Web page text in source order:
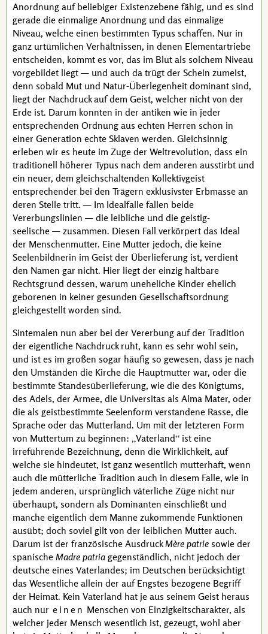
Anordnung auf beliebiger Existenzebene fähig, und es sind
gerade die einmalige Anordnung und das einmalige
Niveau, welche einen bestimmten Typus schaffen. Nur in
ganz urtümlichen Verhältnissen, in denen Elementartriebe
entscheiden, kommt es vor, das im Blut als solchem Niveau
vorgebildet liegt — und auch da trügt der Schein zumeist,
denn sobald Mut und Natur-Überlegenheit dominant sind,
liegt der Nachdruck auf dem Geist, welcher nicht von der
Erde ist. Darum konnten in der antiken wie in jeder
entsprechenden Ordnung aus echten Herren schon in
einer Generation echte Sklaven werden. Gleichsinnig
erleben wir es heute im Zuge der Weltrevolution, dass ein
traditionell höherer Typus nach dem anderen ausstirbt und
ein neuer, dem gleichschaltenden Kollektivgeist
entsprechender bei den Trägern exklusivster Erbmasse an
deren Stelle tritt. — Im Idealfalle fallen beide
Vererbungslinien — die leibliche und die geistig-
seelische — zusammen. Diesen Fall verkörpert das Ideal
der Menschenmutter. Eine Mutter jedoch, die keine
Seelenbildnerin im Geist der Überlieferung ist, verdient
den Namen gar nicht. Hier liegt der einzig haltbare
Rechtsgrund dessen, warum uneheliche Kinder ehelich
geborenen in keiner gesunden Gesellschaftsordnung
gleichgestellt worden sind.
Sintemalen nun aber bei der Vererbung auf der Tradition
der eigentliche Nachdruck ruht, kann es sehr wohl sein,
und ist es im großen sogar häufig so gewesen, dass je nach
den Umständen die Kirche die Hauptmutter war, oder die
bestimmte Standesüberlieferung, wie die des Königtums,
des Adels, der Armee, die Universitas als Alma Mater, oder
die als geistbestimmte Seelenform verstandene Rasse, die
Sprache oder das Mutterland. Um mit der letzteren Form
von Muttertum zu beginnen: Vaterland
ist eine
irreführende Bezeichnung, denn die Wirklichkeit, auf
welche sie hindeutet, ist ganz wesentlich mutterhaft, wenn
auch die mütterliche Tradition auch in diesem Falle, wie in
jedem anderen, ursprünglich väterliche Züge nicht nur
überhaupt, sondern als Dominanten einschließt und
manche eigentlich dem Manne zukommende Funktionen
ausübt; doch soviel gilt von der leiblichen Mutter auch.
Darum ist der französische AusdruckMère patrie sowie der
spanische Madre patria gegenständlich, nicht jedoch der
deutsche eines Vaterlandes; im Deutschen berücksichtigt
das Wesentliche allein der auf Engstes bezogene Begriff
der Heimat. Kein Vaterland hat je aus seinem Geist heraus
auch nur einen Menschen von Einzigkeitscharakter, als
welcher jeder Mensch wesentlich ist, gezeugt, wohl aber